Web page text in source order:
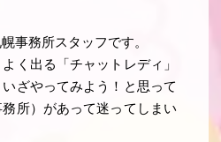
事務所スタッフです。
く出る「チャットレディ」
ざやってみよう！と思って
所）があって迷ってしまい